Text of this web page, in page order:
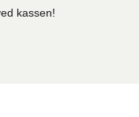
kassen!
1234